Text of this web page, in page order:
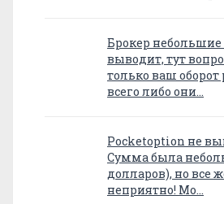
Брокер
выводит, тут
только ваш оборот
всего либо они…
Pocketoption не
Сумма была
долларов), но все
неприятно! Мо…